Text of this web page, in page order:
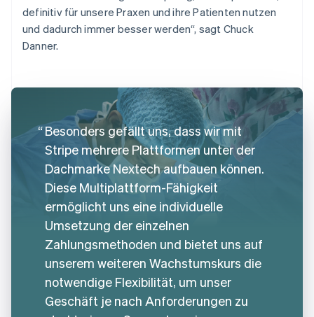
definitiv für unsere Praxen und ihre Patienten nutzen
und dadurch immer besser werden“, sagt Chuck
Danner.
Besonders gefällt uns, dass wir mit
Stripe mehrere Plattformen unter der
Dachmarke Nextech aufbauen können.
Diese Multiplattform-Fähigkeit
ermöglicht uns eine individuelle
Umsetzung der einzelnen
Zahlungsmethoden und bietet uns auf
unserem weiteren Wachstumskurs die
notwendige Flexibilität, um unser
Geschäft je nach Anforderungen zu